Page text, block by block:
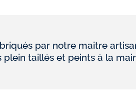
par notre maitre
plein taillés et peints à la